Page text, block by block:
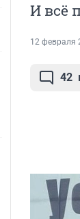
И всё
12 февраля
42